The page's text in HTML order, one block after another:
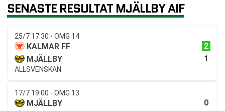
SENASTE RESULTAT MJÄLLBY AIF
25/7 17:30 - OMG 14
KALMAR FF
2
MJÄLLBY
1
ALLSVENSKAN
17/7 19:00 - OMG 13
MJÄLLBY
0